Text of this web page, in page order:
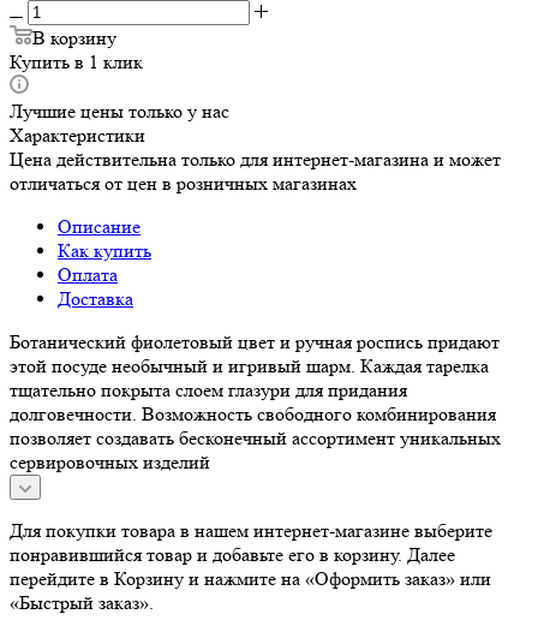
В корзину
Купить в 1 клик
Лучшие цены только у нас
Характеристики
Цена действительна только для интернет-магазина и может
отличаться от цен в розничных магазинах
Описание
Как купить
Оплата
Доставка
Ботанический фиолетовый цвет и ручная роспись придают
этой посуде необычный и игривый шарм. Каждая тарелка
тщательно покрыта слоем глазури для придания
долговечности. Возможность свободного комбинирования
позволяет создавать бесконечный ассортимент уникальных
сервировочных изделий
Для покупки товара в нашем интернет-магазине выберите
понравившийся товар и добавьте его в корзину. Далее
перейдите в Корзину и нажмите на «Оформить заказ» или
«Быстрый заказ».